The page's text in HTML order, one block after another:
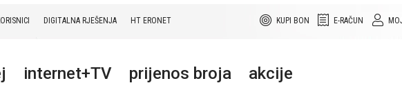
E-RAČUN
KUPI BON
DIGITALNA RJEŠENJA HT ERONET
internet+TV prijenos broja akcije